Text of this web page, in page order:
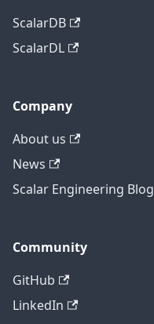
ScalarDB
ScalarDL
Company
About us
News
Scalar Engineering Blog
Community
GitHub
LinkedIn